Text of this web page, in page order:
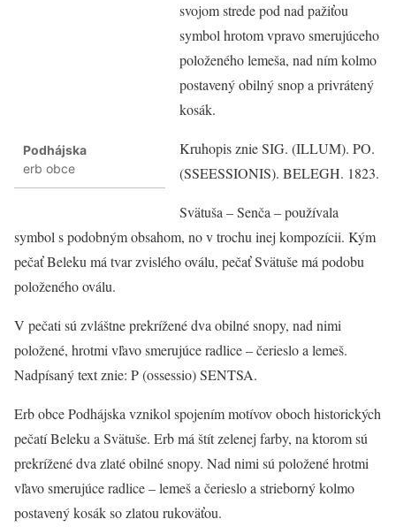
Podhájska
erb obce
svojom strede pod nad pažiťou
symbol hrotom vpravo smerujúceho
položeného lemeša, nad ním kolmo
postavený obilný snop a privrátený
kosák.
Kruhopis znie SIG. (ILLUM). PO.
(SSEESSIONIS). BELEGH. 1823.
Svätuša – Senča – používala
symbol s podobným obsahom, no v trochu inej kompozícii. Kým
pečať Beleku má tvar zvislého oválu, pečať Svätuše má podobu
položeného oválu.
V pečati sú zvláštne prekrížené dva obilné snopy, nad nimi
položené, hrotmi vľavo smerujúce radlice – čerieslo a lemeš.
Nadpísaný text znie: P (ossessio) SENTSA.
Erb obce Podhájska vznikol spojením motívov oboch historických
pečatí Beleku a Svätuše. Erb má štít zelenej farby, na ktorom sú
prekrížené dva zlaté obilné snopy. Nad nimi sú položené hrotmi
vľavo smerujúce radlice – lemeš a čerieslo a strieborný kolmo
postavený kosák so zlatou rukoväťou.